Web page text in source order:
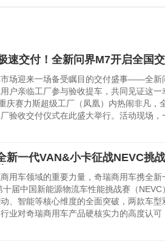
速交付！全新问界M7开启全国
迎来一场备受瞩目的交付盛事——全新
户亲临工厂参与验收提车，共同见证这一
赛力斯超级工厂（凤凰）内热闹非凡，
验收交付仪式在此盛大举行。活动现场，
新一代VAN&小卡征战NEVC挑
车领域的重要力量，奇瑞商用车携全新
届中国新能源物流车性能挑战赛（NEVC
、智能等核心维度的全面突破，两款车型
业对奇瑞商用车产品硬核实力的高度认可